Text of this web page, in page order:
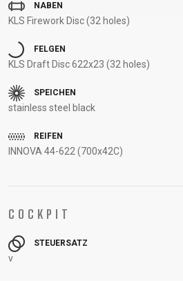
RAHMENREGISTRIERUNG
NABEN
KLS Firework Disc (32 holes)
FELGEN
KLS Draft Disc 622x23 (32 holes)
SPEICHEN
stainless steel black
REIFEN
INNOVA 44-622 (700x42C)
COCKPIT
STEUERSATZ
v